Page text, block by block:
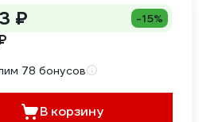
₽ -15%
78 бонусов
В корзину